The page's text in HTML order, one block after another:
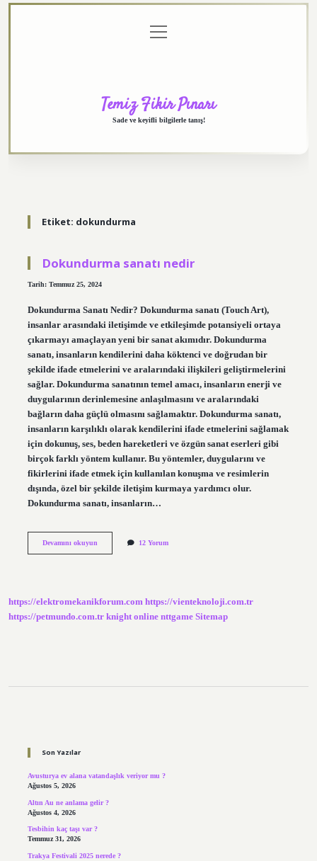
menüyü
aç
Temiz Fikir Pınarı
Sade ve keyifli bilgilerle tanış!
Etiket: dokundurma
Dokundurma sanatı nedir
Tarih: Temmuz 25, 2024
Dokundurma Sanatı Nedir? Dokundurma sanatı (Touch Art),
insanlar arasındaki iletişimde ve etkileşimde potansiyeli ortaya
çıkarmayı amaçlayan yeni bir sanat akımıdır. Dokundurma
sanatı, insanların kendilerini daha köktenci ve doğrudan bir
şekilde ifade etmelerini ve aralarındaki ilişkileri geliştirmelerini
sağlar. Dokundurma sanatının temel amacı, insanların enerji ve
duygularının derinlemesine anlaşılmasını ve aralarındaki
bağların daha güçlü olmasını sağlamaktır. Dokundurma sanatı,
insanların karşılıklı olarak kendilerini ifade etmelerini sağlamak
için dokunuş, ses, beden hareketleri ve özgün sanat eserleri gibi
birçok farklı yöntem kullanır. Bu yöntemler, duygularını ve
fikirlerini ifade etmek için kullanılan konuşma ve resimlerin
dışında, özel bir şekilde iletişim kurmaya yardımcı olur.
Dokundurma sanatı, insanların…
Devamını okuyunDokundurma
12 Yorum
https://elektromekanikforum.com https://vienteknoloji.com.tr
https://petmundo.com.tr knight online nttgame Sitemap
Son Yazılar
Avusturya ev alana vatandaşlık veriyor mu ?
Ağustos 5, 2026
Altın Au ne anlama gelir ?
Ağustos 4, 2026
Tesbihin kaç taşı var ?
Temmuz 31, 2026
Trakya Festivali 2025 nerede ?